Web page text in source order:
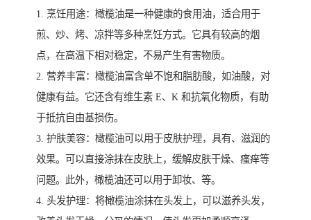
1. 烹饪用途：橄榄油是一种健康的食用油，适合用于
煎、炒、烤、凉拌等多种烹饪方式。它具有较高的烟
点，在高温下相对稳定，不易产生有害物质。
2. 营养丰富：橄榄油富含单不饱和脂肪酸，如油酸，对
健康有益。它还含有维生素 E、K 和抗氧化物质，有助
于抵抗自由基损伤。
3. 护肤美容：橄榄油可以用于皮肤护理，具有、滋润的
效果。可以直接涂抹在皮肤上，缓解皮肤干燥、瘙痒等
问题。此外，橄榄油还可以用于卸妆、等。
4. 头发护理：将橄榄油涂抹在头发上，可以滋养头发，